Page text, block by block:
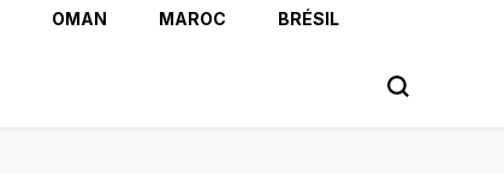
OMAN MAROC
BRÉSIL